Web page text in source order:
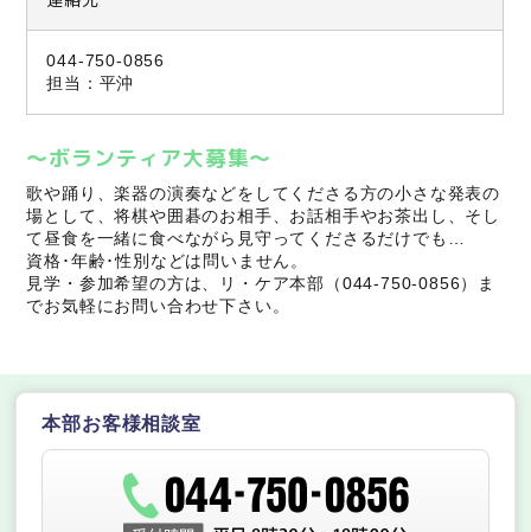
044-750-0856
担当：平沖
～ボランティア大募集～
歌や踊り、楽器の演奏などをしてくださる方の小さな発表の
場として、将棋や囲碁のお相手、お話相手やお茶出し、そし
て昼食を一緒に食べながら見守ってくださるだけでも…
資格･年齢･性別などは問いません。
見学・参加希望の方は、リ・ケア本部（044-750-0856）ま
でお気軽にお問い合わせ下さい。
本部お客様相談室